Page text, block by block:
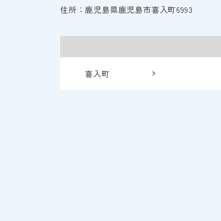
住所：鹿児島県鹿児島市喜入町6993
喜入町